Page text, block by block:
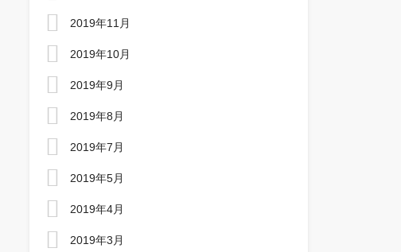
2019年11月
2019年10月
2019年9月
2019年8月
2019年7月
2019年5月
2019年4月
2019年3月